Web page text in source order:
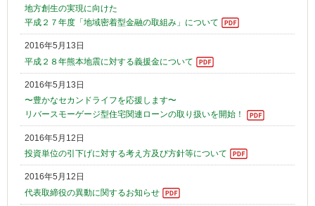
地方創生の実現に向けた
平成２７年度「地域密着型金融の取組み」について
2016年5月13日
平成２８年熊本地震に対する義援金について
2016年5月13日
〜豊かなセカンドライフを応援します〜
リバースモーゲージ型住宅関連ローンの取り扱いを開始！
2016年5月12日
投資単位の引下げに対する考え方及び方針等について
2016年5月12日
代表取締役の異動に関するお知らせ